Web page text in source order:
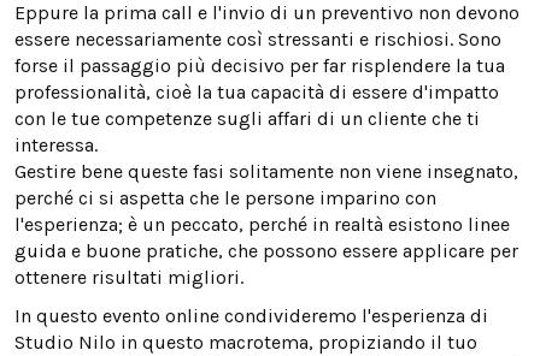
Eppure la prima call e l'invio di un preventivo non devono
essere necessariamente così stressanti e rischiosi. Sono
forse il passaggio più decisivo per far risplendere la tua
professionalità, cioè la tua capacità di essere d'impatto
con le tue competenze sugli affari di un cliente che ti
interessa.
Gestire bene queste fasi solitamente non viene insegnato,
perché ci si aspetta che le persone imparino con
l'esperienza; è un peccato, perché in realtà esistono linee
guida e buone pratiche, che possono essere applicare per
ottenere risultati migliori.
In questo evento online condivideremo l'esperienza di
Studio Nilo in questo macrotema, propiziando il tuo